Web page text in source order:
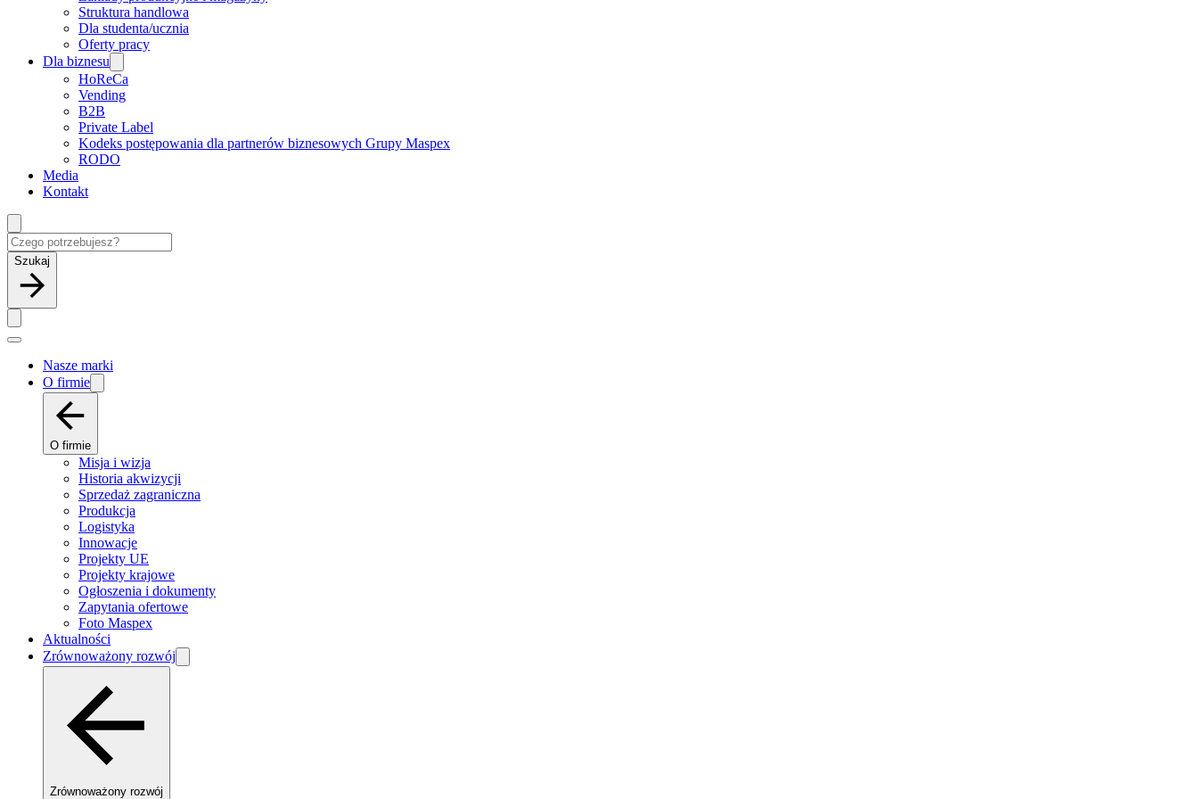
Struktura handlowa
Dla studenta/ucznia
Oferty pracy
Dla biznesu
HoReCa
Vending
B2B
Private Label
Kodeks postępowania dla partnerów biznesowych Grupy Maspex
RODO
Media
Kontakt
Szukaj
Nasze marki
O firmie
O firmie
Misja i wizja
Historia akwizycji
Sprzedaż zagraniczna
Produkcja
Logistyka
Innowacje
Projekty UE
Projekty krajowe
Ogłoszenia i dokumenty
Zapytania ofertowe
Foto Maspex
Aktualności
Zrównoważony rozwój
Zrównoważony rozwój